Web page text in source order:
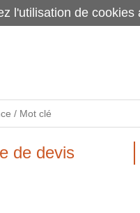
de devis
l'utilisation de